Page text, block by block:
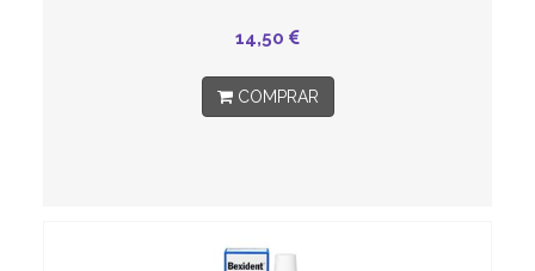
14,50
COMPRAR